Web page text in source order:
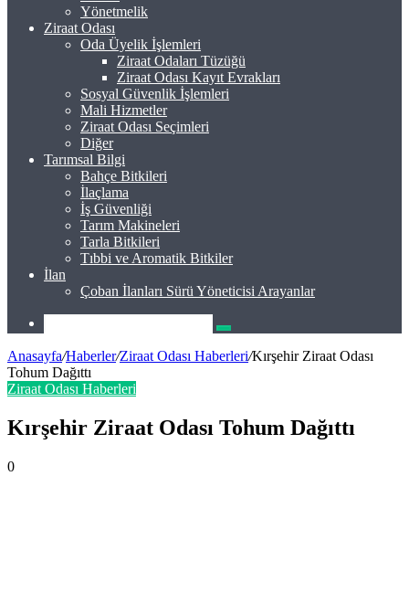
Yönetmelik
Ziraat Odası
Oda Üyelik İşlemleri
Ziraat Odaları Tüzüğü
Ziraat Odası Kayıt Evrakları
Sosyal Güvenlik İşlemleri
Mali Hizmetler
Ziraat Odası Seçimleri
Diğer
Tarımsal Bilgi
Bahçe Bitkileri
İlaçlama
İş Güvenliği
Tarım Makineleri
Tarla Bitkileri
Tıbbi ve Aromatik Bitkiler
İlan
Çoban İlanları Sürü Yöneticisi Arayanlar
Arama
yap
...
Anasayfa/Haberler/Ziraat Odası Haberleri/Kırşehir Ziraat Odası
Tohum Dağıttı
Ziraat Odası Haberleri
Kırşehir Ziraat Odası Tohum Dağıttı
0